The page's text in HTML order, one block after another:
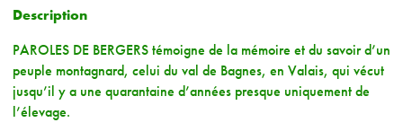
Description
PAROLES DE BERGERS témoigne de la mémoire et du savoir d’un
peuple montagnard, celui du val de Bagnes, en Valais, qui vécut
jusqu’il y a une quarantaine d’années presque uniquement de
l’élevage.